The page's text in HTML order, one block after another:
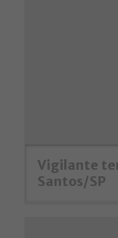
Vigilante
Santos/SP